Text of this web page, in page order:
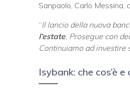
Sanpaolo, Carlo
“Il lancio della nuova
l’estate. Prosegue con
Continuiamo ad investire
Isybank: che cos’è